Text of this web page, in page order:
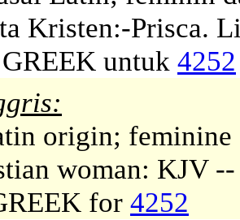
Kristen:-Prisca.
untuk 4252
origin; feminine
woman: KJV --
for 4252